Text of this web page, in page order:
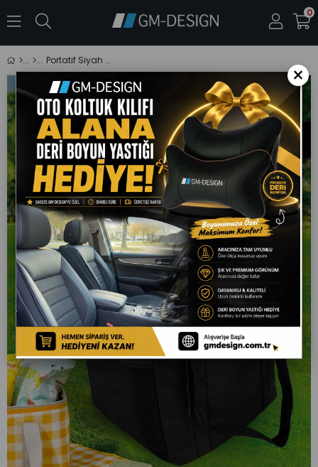
0
Portatif Siyah Termos Çanta - Isı Yalıtımlı Soğuk Taşıma Çantası
×